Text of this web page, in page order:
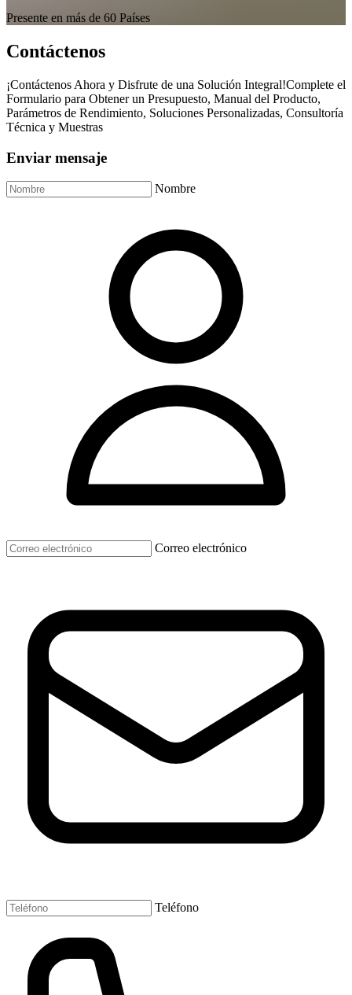
Presente en más de 60 Países
Contáctenos
¡Contáctenos Ahora y Disfrute de una Solución Integral!Complete el
Formulario para Obtener un Presupuesto, Manual del Producto,
Parámetros de Rendimiento, Soluciones Personalizadas, Consultoría
Técnica y Muestras
Enviar mensaje
Nombre
Correo electrónico
Teléfono